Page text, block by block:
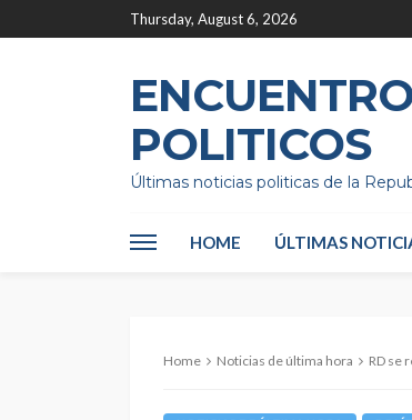
Thursday, August 6, 2026
POLITICOS
Últimas noticias politicas de la
HOME ÚLTIMAS
Home Noticias de última hora RD se